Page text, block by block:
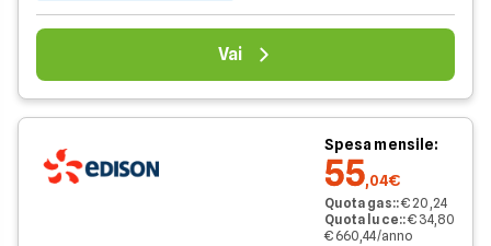
Vai
Spesa mensile:
55,04€
Quota gas::€ 20,24
Quota luce::€ 34,80
€ 660,44/anno